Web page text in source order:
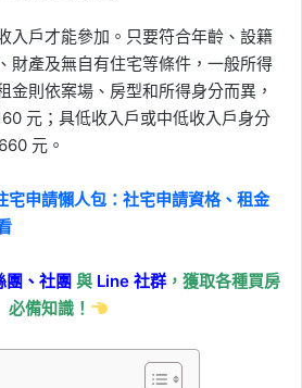
入戶才能參加。只要符合年齡、設籍
財產及無自有住宅等條件，一般所得
金則依案場、房型和所得身分而異，
元；具低收入戶或中低收入戶身分
元。
宅申請懶人包：社宅申請資格、租金
團、社團與 Line社群 ，獲取各種買房
必備知識！